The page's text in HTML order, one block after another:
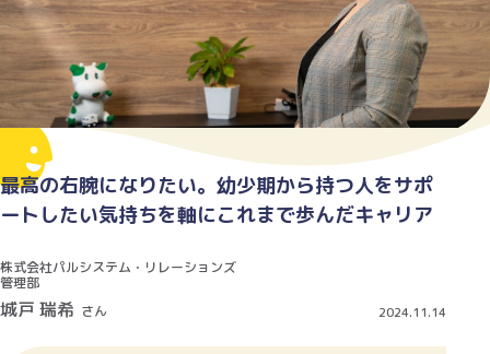
最高の右腕になりたい。幼少期から持つ人をサポ
ートしたい気持ちを軸にこれまで歩んだキャリア
株式会社パルシステム・リレーションズ
管理部
城戸 瑞希 さん 2024.11.14